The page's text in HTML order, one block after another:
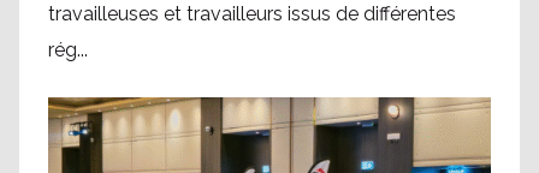
travailleuses et travailleurs issus de différentes
rég...